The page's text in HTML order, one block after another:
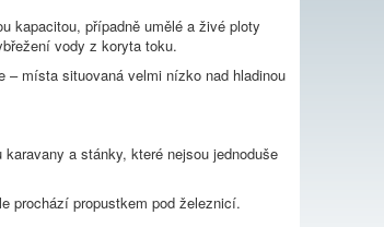
kapacitou, případně umělé a živé ploty
vody z koryta toku.
– místa situovaná velmi nízko nad hladinou
a stánky, které nejsou jednoduše
prochází propustkem pod železnicí.